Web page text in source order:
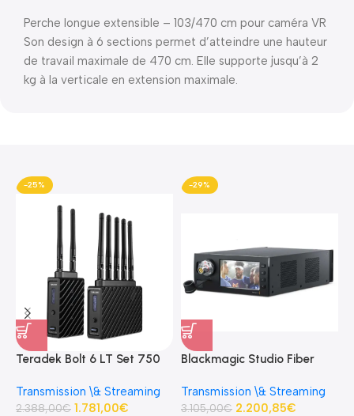
Perche longue extensible – 103/470 cm pour caméra VR
Son design à 6 sections permet d’atteindre une hauteur
de travail maximale de 470 cm. Elle supporte jusqu’à 2
kg à la verticale en extension maximale.
-25%
Teradek Bolt 6 LT Set 750
Transmitter/Receiver Kit
Transmission \& Streaming
2.388,00€ 1.781,00€
-29%
Blackmagic Studio Fiber
optique
Transmission \& Streaming
3.105,00€ 2.200,85€